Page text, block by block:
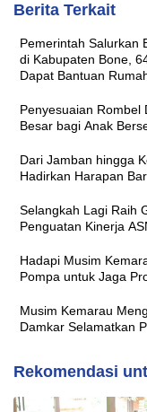
Berita Terkait
Pemerintah Salurkan
di Kabupaten Bone,
Dapat Bantuan
Penyesuaian Rombel
Besar bagi Anak
Dari Jamban hingga
Hadirkan Harapan
Selangkah Lagi Raih
Penguatan Kinerja
Hadapi Musim
Pompa untuk Jaga
Musim Kemarau
Damkar Selamatkan
Rekomendasi